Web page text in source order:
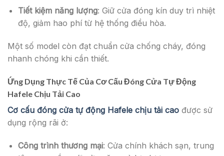
Tiết kiệm năng lượng: Giữ cửa đóng kín duy trì nhiệt
độ, giảm hao phí từ hệ thống điều hòa.
Một số model còn đạt chuẩn cửa chống cháy, đóng
nhanh chóng khi cần thiết.
Ứng Dụng Thực Tế Của Cơ Cấu Đóng Cửa Tự Động
Hafele Chịu Tải Cao
Cơ cấu đóng cửa tự động Hafele chịu tải cao được sử
dụng rộng rãi ở:
Công trình thương mại: Cửa chính khách sạn, trung